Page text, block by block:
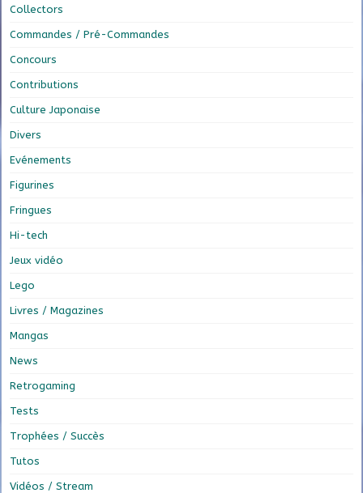
Collectors
Commandes / Pré-Commandes
Concours
Contributions
Culture Japonaise
Divers
Evénements
Figurines
Fringues
Hi-tech
Jeux vidéo
Lego
Livres / Magazines
Mangas
News
Retrogaming
Tests
Trophées / Succès
Tutos
Vidéos / Stream